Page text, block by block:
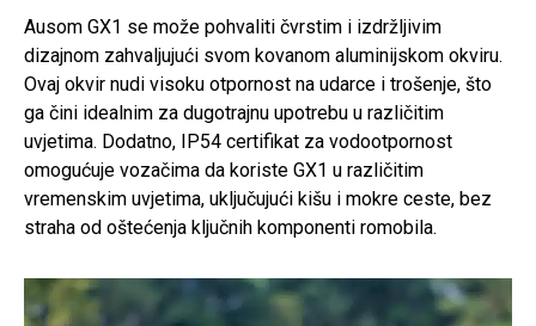
Ausom GX1 se može pohvaliti čvrstim i izdržljivim
dizajnom zahvaljujući svom kovanom aluminijskom okviru.
Ovaj okvir nudi visoku otpornost na udarce i trošenje, što
ga čini idealnim za dugotrajnu upotrebu u različitim
uvjetima. Dodatno, IP54 certifikat za vodootpornost
omogućuje vozačima da koriste GX1 u različitim
vremenskim uvjetima, uključujući kišu i mokre ceste, bez
straha od oštećenja ključnih komponenti romobila.